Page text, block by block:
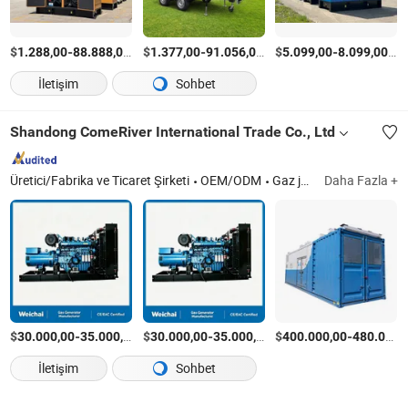
$1.288,00-88.888,00 /Parça
$1.377,00-91.056,00 /Parça
$5.099,00-8.099,00/
İletişim
Sohbet
Shandong ComeRiver International Trade Co., Ltd
Üretici/Fabrika ve Ticaret Şirketi OEM/ODM Gaz jeneratör seti Daha Fazla +
$30.000,00-35.000,00 /Parça
$30.000,00-35.000,00 /Parça
$400.000,00-480.000,00
İletişim Sohbet